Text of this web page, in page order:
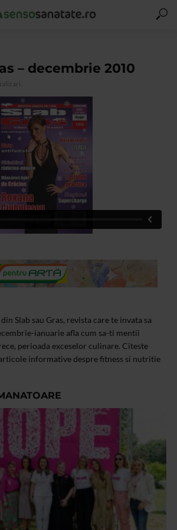
– decembrie 2010
Slab sau Gras, revista care te invata sa
ianuarie afla cum sa-ti mentii
perioada exceselor culinare. Citeste
informative despre fitness si nutritie